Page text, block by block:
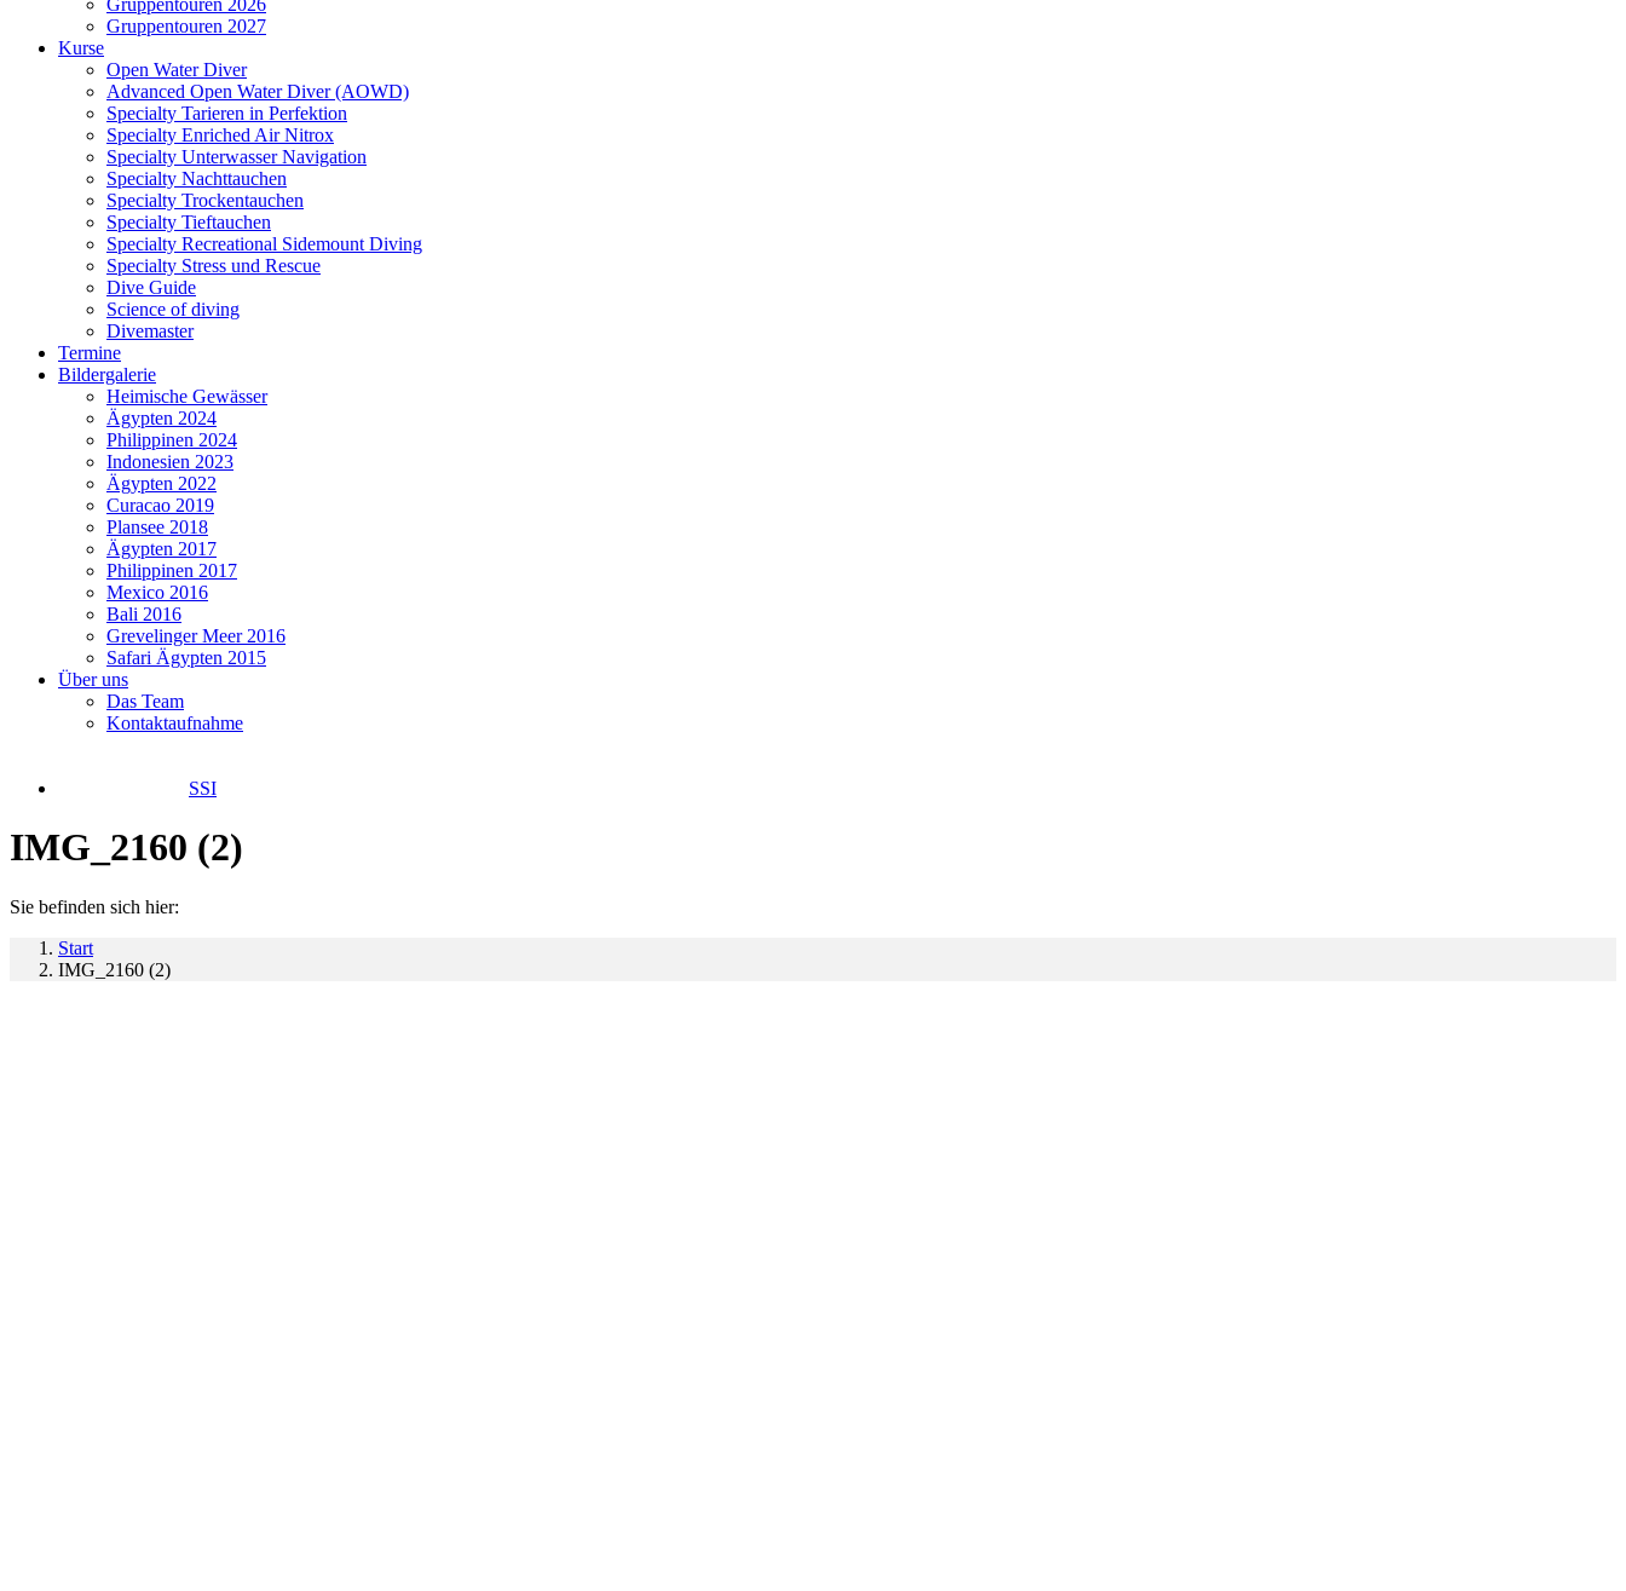
Gruppentouren 2026
Gruppentouren 2027
Kurse
Open Water Diver
Advanced Open Water Diver (AOWD)
Specialty Tarieren in Perfektion
Specialty Enriched Air Nitrox
Specialty Unterwasser Navigation
Specialty Nachttauchen
Specialty Trockentauchen
Specialty Tieftauchen
Specialty Recreational Sidemount Diving
Specialty Stress und Rescue
Dive Guide
Science of diving
Divemaster
Termine
Bildergalerie
Heimische Gewässer
Ägypten 2024
Philippinen 2024
Indonesien 2023
Ägypten 2022
Curacao 2019
Plansee 2018
Ägypten 2017
Philippinen 2017
Mexico 2016
Bali 2016
Grevelinger Meer 2016
Safari Ägypten 2015
Über uns
Das Team
Kontaktaufnahme
SSI
IMG_2160 (2)
Sie befinden sich hier:
Start
IMG_2160 (2)